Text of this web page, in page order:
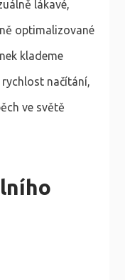
lákavé,
optimalizované
klademe
načítání,
ve světě